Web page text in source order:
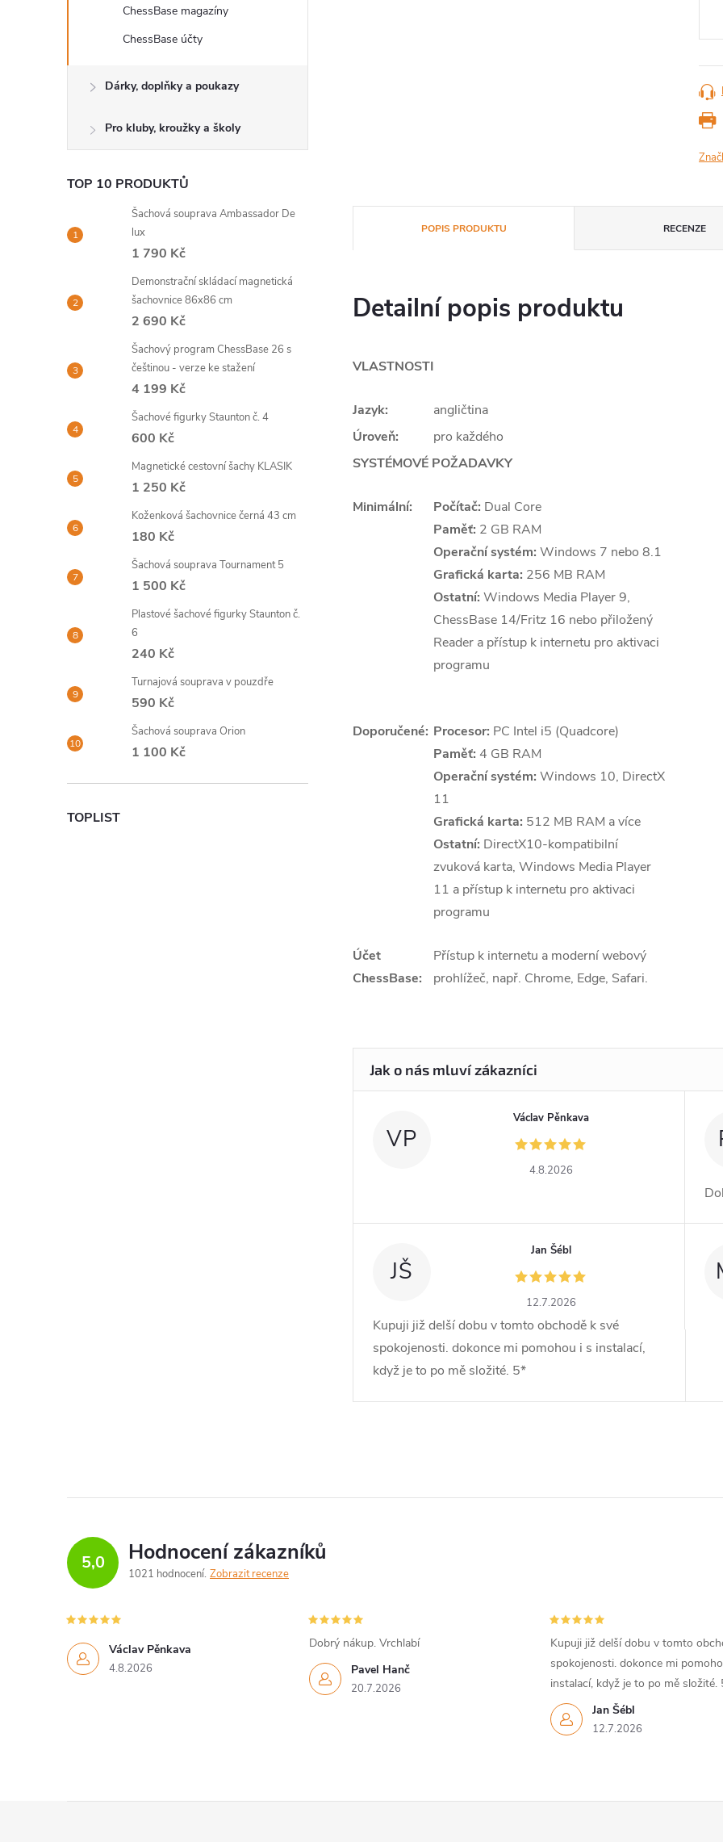
ChessBase magazíny
ChessBase účty
Dárky, doplňky a poukazy
Pro kluby, kroužky a školy
TOP 10 PRODUKTŮ
Šachová souprava Ambassador De
lux
1 790 Kč
Demonstrační skládací magnetická
šachovnice 86x86 cm
2 690 Kč
Šachový program ChessBase 26 s
češtinou - verze ke stažení
4 199 Kč
Šachové figurky Staunton č. 4
600 Kč
Magnetické cestovní šachy KLASIK
1 250 Kč
Koženková šachovnice černá 43 cm
180 Kč
Šachová souprava Tournament 5
1 500 Kč
Plastové šachové figurky Staunton č.
6
240 Kč
Turnajová souprava v pouzdře
590 Kč
Šachová souprava Orion
1 100 Kč
TOPLIST
POPIS PRODUKTU RECENZE
Detailní popis produktu
VLASTNOSTI
Jazyk:
angličtina
Úroveň:
pro každého
SYSTÉMOVÉ POŽADAVKY
Minimální: Počítač: Dual Core
Paměť: 2 GB RAM
Operační systém: Windows 7 nebo 8.1
Grafická karta: 256 MB RAM
Ostatní: Windows Media Player 9,
ChessBase 14/Fritz 16 nebo přiložený
Reader a přístup k internetu pro aktivaci
programu
Doporučené: Procesor: PC Intel i5 (Quadcore)
Paměť: 4 GB RAM
Operační systém: Windows 10, DirectX
11
Grafická karta: 512 MB RAM a více
Ostatní: DirectX10-kompatibilní
zvuková karta, Windows Media Player
11 a přístup k internetu pro aktivaci
programu
Účet
ChessBase:
Přístup k internetu a moderní webový
prohlížeč, např. Chrome, Edge, Safari.
VP
Václav Pěnkava
4.8.2026
JŠ
Jan Šébl
12.7.2026
Kupuji již delší dobu v tomto obchodě k své
spokojenosti. dokonce mi pomohou i s instalací,
když je to po mě složité. 5*
5,0 Hodnocení zákazníků
1021 hodnocení Zobrazit recenze
Václav Pěnkava
4.8.2026 Pavel Hanč
20.7.2026
Dobrý nákup. Vrchlabí
Jan Šébl
12.7.2026
Kupuji již delší dobu v tomto
spokojenosti. dokonce mi
instalací, když je to po mě složité.